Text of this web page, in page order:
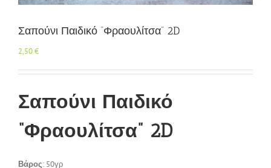
Σαπούνι Παιδικό “Φραουλίτσα” 2D
2,50€
Σαπούνι Παιδικό
“Φραουλίτσα” 2D
Βάρος: 50γρ